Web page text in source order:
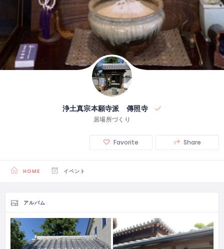
浄土真宗本願寺派 傳照寺
居場所づくり
Favorite Share
HOME イベント
アルバム